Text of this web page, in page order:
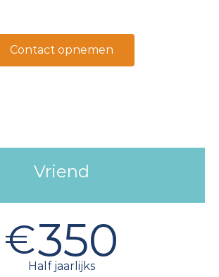
Contact opnemen
Vriend
€350
Half jaarlijks